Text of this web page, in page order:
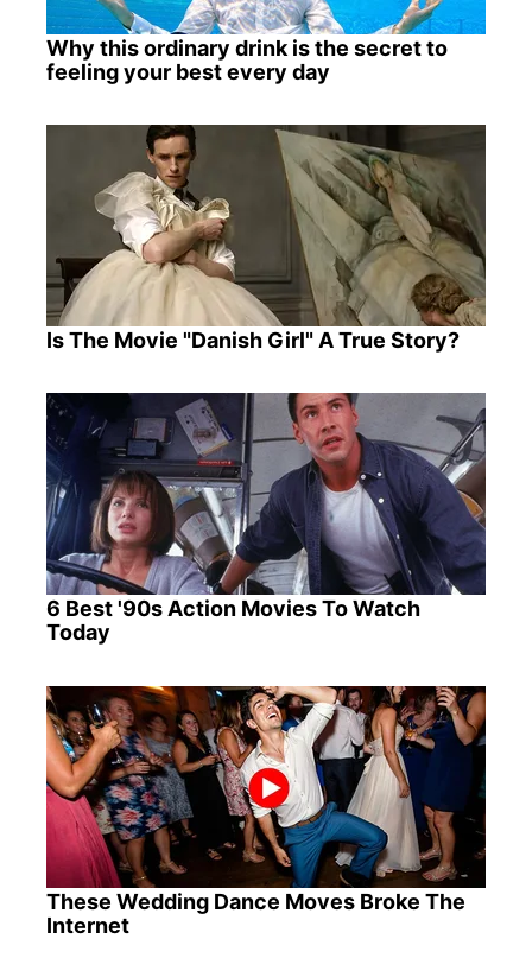
Why this ordinary drink is the secret to
feeling your best every day
Is The Movie "Danish Girl" A True Story?
6 Best '90s Action Movies To Watch
Today
These Wedding Dance Moves Broke The
Internet